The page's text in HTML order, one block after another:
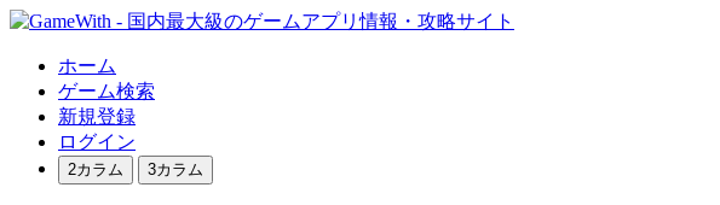
ホーム
ゲーム検索
新規登録
ログイン
2カラム 3カラム